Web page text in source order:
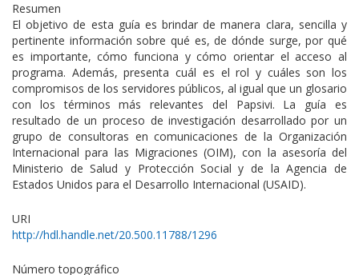
Resumen
El objetivo de esta guía es brindar de manera clara, sencilla y
pertinente información sobre qué es, de dónde surge, por qué
es importante, cómo funciona y cómo orientar el acceso al
programa. Además, presenta cuál es el rol y cuáles son los
compromisos de los servidores públicos, al igual que un glosario
con los términos más relevantes del Papsivi. La guía es
resultado de un proceso de investigación desarrollado por un
grupo de consultoras en comunicaciones de la Organización
Internacional para las Migraciones (OIM), con la asesoría del
Ministerio de Salud y Protección Social y de la Agencia de
Estados Unidos para el Desarrollo Internacional (USAID).
URI
http://hdl.handle.net/20.500.11788/1296
Número topográfico